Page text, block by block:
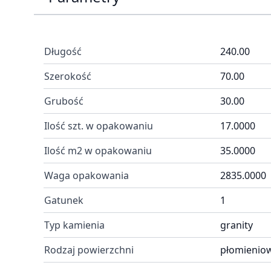
Długość
240.00
Szerokość
70.00
Grubość
30.00
Ilość szt. w opakowaniu
17.0000
Ilość m2 w opakowaniu
35.0000
Waga opakowania
2835.0000
Gatunek
1
Typ kamienia
granity
Rodzaj powierzchni